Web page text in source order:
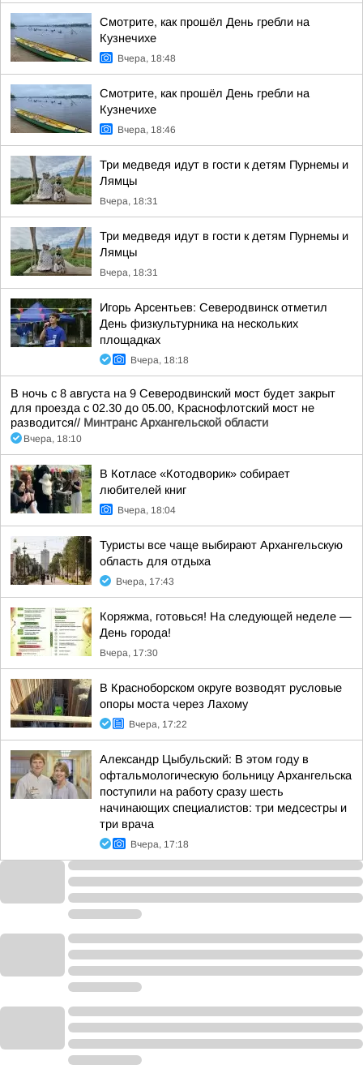
Смотрите, как прошёл День гребли на
Кузнечихе
Вчера, 18:48
Смотрите, как прошёл День гребли на
Кузнечихе
Вчера, 18:46
Три медведя идут в гости к детям Пурнемы и
Лямцы
Вчера, 18:31
Три медведя идут в гости к детям Пурнемы и
Лямцы
Вчера, 18:31
Игорь Арсентьев: Северодвинск отметил
День физкультурника на нескольких
площадках
Вчера, 18:18
В ночь с 8 августа на 9 Северодвинский мост будет закрыт
для проезда с 02.30 до 05.00, Краснофлотский мост не
разводится// Минтранс Архангельской области
Вчера, 18:10
В Котласе «Котодворик» собирает
любителей книг
Вчера, 18:04
Туристы все чаще выбирают Архангельскую
область для отдыха
Вчера, 17:43
Коряжма, готовься! На следующей неделе —
День города!
Вчера, 17:30
В Красноборском округе возводят русловые
опоры моста через Лахому
Вчера, 17:22
Александр Цыбульский: В этом году в
офтальмологическую больницу Архангельска
поступили на работу сразу шесть
начинающих специалистов: три медсестры и
три врача
Вчера, 17:18